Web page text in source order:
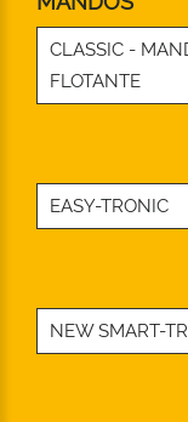
CLASSIC -
FLOTANTE
EASY-TRONIC
NEW SMART-